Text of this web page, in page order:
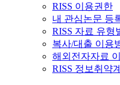
RISS 이용권한
내 관심논문 등
RISS 자료 유형
복사/대출 이용
해외전자자료
RISS 정보취약